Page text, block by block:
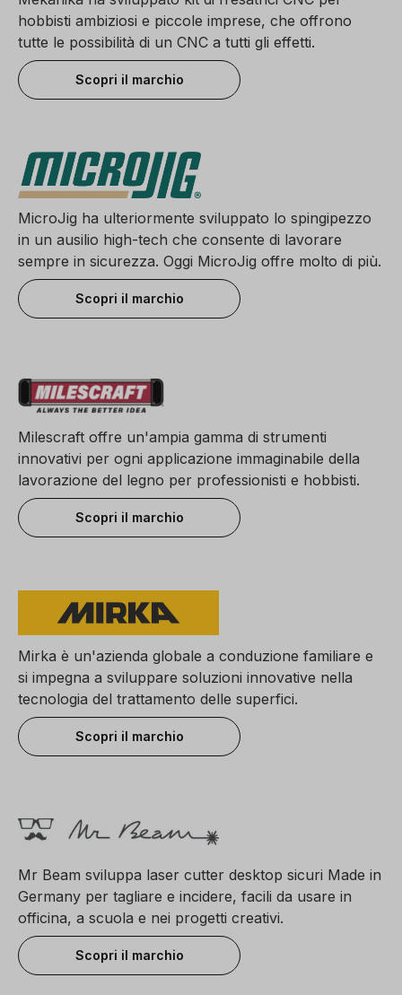
hobbisti ambiziosi e piccole imprese, che offrono
tutte le possibilità di un CNC a tutti gli effetti.
Scopri il marchio
MicroJig ha ulteriormente sviluppato lo spingipezzo
in un ausilio high-tech che consente di lavorare
sempre in sicurezza. Oggi MicroJig offre molto di più.
Scopri il marchio
Milescraft offre un'ampia gamma di strumenti
innovativi per ogni applicazione immaginabile della
lavorazione del legno per professionisti e hobbisti.
Scopri il marchio
Mirka è un'azienda globale a conduzione familiare e
si impegna a sviluppare soluzioni innovative nella
tecnologia del trattamento delle superfici.
Scopri il marchio
Mr Beam sviluppa laser cutter desktop sicuri Made in
Germany per tagliare e incidere, facili da usare in
officina, a scuola e nei progetti creativi.
Scopri il marchio